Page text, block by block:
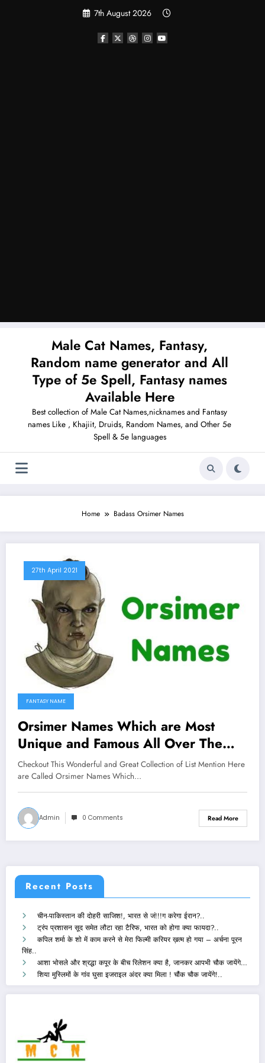
7th August 2026
Male Cat Names, Fantasy,
Random name generator and All
Type of 5e Spell, Fantasy names
Available Here
Best collection of Male Cat Names,nicknames and Fantasy
names Like , Khajiit, Druids, Random Names, and Other 5e
Spell & 5e languages
Home Badass Orsimer Names
27th April 2021
FANTASY NAME
Orsimer Names Which are Most
Unique and Famous All Over The
Worlds
Checkout This Wonderful and Great Collection of List Mention Here
are Called Orsimer Names Which…
Admin 0 Comments Read More
Recent Posts
चीन-पाकिस्तान की दोहरी साजिश!, भारत से जं!!!ग करेगा ईरान?..
ट्रंप प्रशासन सूद समेत लौटा रहा टैरिफ, भारत को होगा क्या फायदा?..
कपिल शर्मा के शो में काम करने से मेरा फिल्मी करियर ख़त्म हो गया – अर्चना पूरन
सिंह..
आशा भोसले और श्रद्धा कपूर के बीच रिलेशन क्या है, जानकर आपभी चौक जायेंगे…
शिया मुस्लिमों के गांव घुसा इजराइल अंदर क्या मिला ! चौंक चौक जायेंगे!..